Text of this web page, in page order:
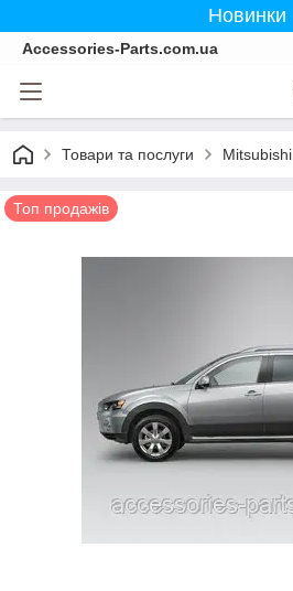
Новинки
Accessories-Parts.com.ua
Товари та послуги Mitsubishi
Топ продажів